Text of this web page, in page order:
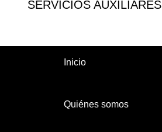
SERVICIOS AUXILIARES
Inicio
Quiénes somos